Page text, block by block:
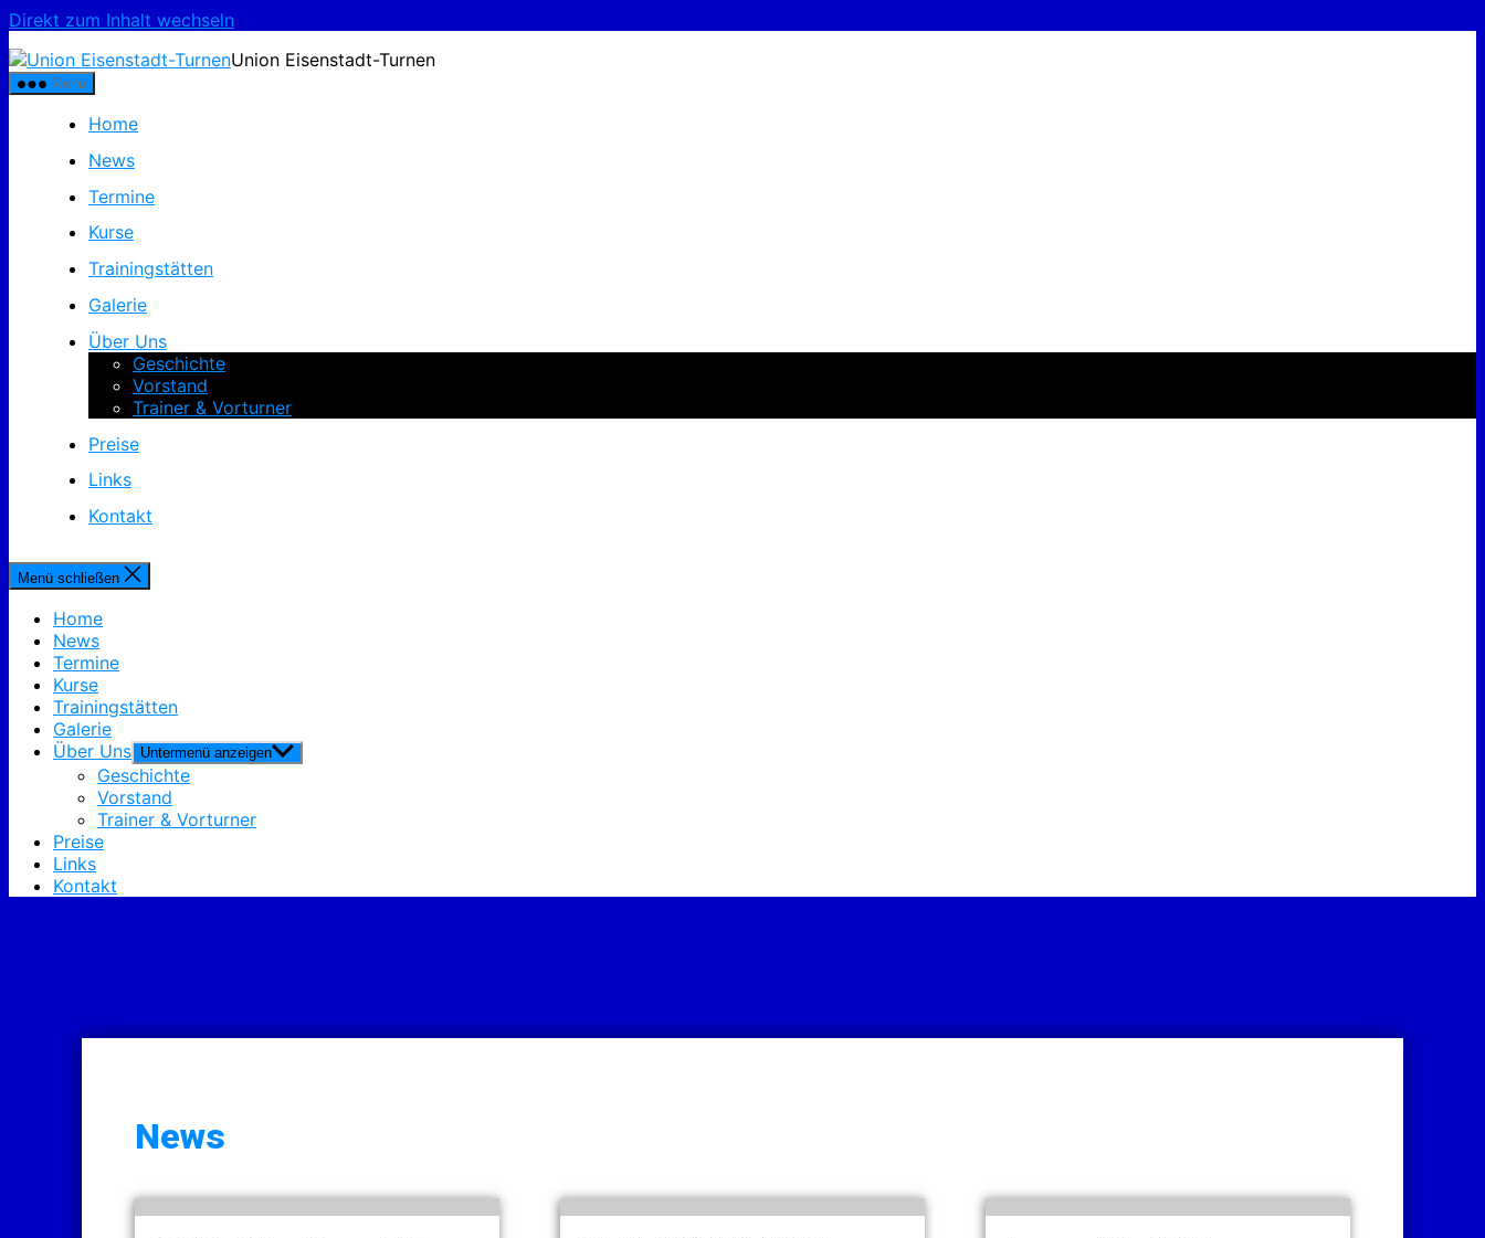
Direkt zum Inhalt wechseln
Union Eisenstadt-Turnen
Menü
Home
News
Termine
Kurse
Trainingstätten
Galerie
Über Uns
Geschichte
Vorstand
Trainer & Vorturner
Preise
Links
Kontakt
Menü schließen
Home
News
Termine
Kurse
Trainingstätten
Galerie
Über Uns Untermenü anzeigen
Geschichte
Vorstand
Trainer & Vorturner
Preise
Links
Kontakt
News